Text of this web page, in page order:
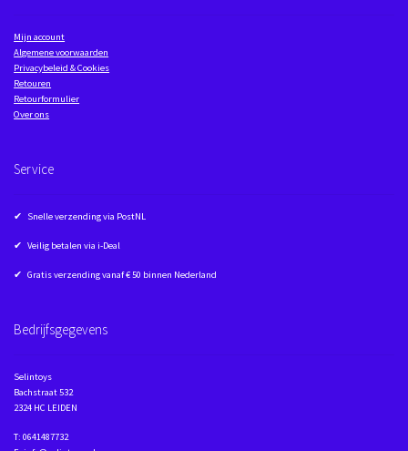
Mijn account
Algemene voorwaarden
Privacybeleid & Cookies
Retouren
Retourformulier
Over ons
Service
✔ Snelle verzending via PostNL
✔ Veilig betalen via i-Deal
✔ Gratis verzending vanaf € 50 binnen Nederland
Bedrijfsgegevens
Selintoys
Bachstraat 532
2324 HC LEIDEN
T: 0641487732